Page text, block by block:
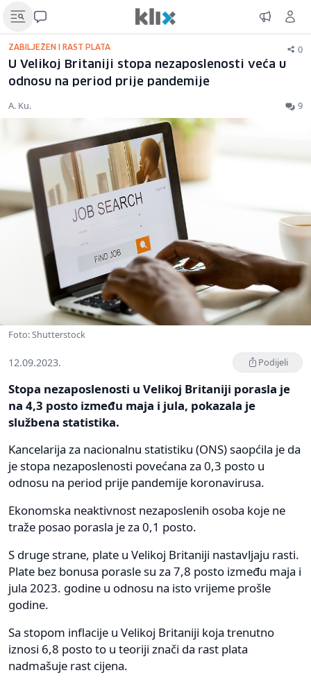
ZABILJEŽEN I RAST PLATA 0
U Velikoj Britaniji stopa nezaposlenosti veća u
odnosu na period prije pandemije
A. Ku. 9
Foto: Shutterstock
12.09.2023. Podijeli
Stopa nezaposlenosti u Velikoj Britaniji porasla je
na 4,3 posto između maja i jula, pokazala je
službena statistika.
Kancelarija za nacionalnu statistiku (ONS) saopćila je da
je stopa nezaposlenosti povećana za 0,3 posto u
odnosu na period prije pandemije koronavirusa.
Ekonomska neaktivnost nezaposlenih osoba koje ne
traže posao porasla je za 0,1 posto.
S druge strane, plate u Velikoj Britaniji nastavljaju rasti.
Plate bez bonusa porasle su za 7,8 posto između maja i
jula 2023. godine u odnosu na isto vrijeme prošle
godine.
Sa stopom inflacije u Velikoj Britaniji koja trenutno
iznosi 6,8 posto to u teoriji znači da rast plata
nadmašuje rast cijena.